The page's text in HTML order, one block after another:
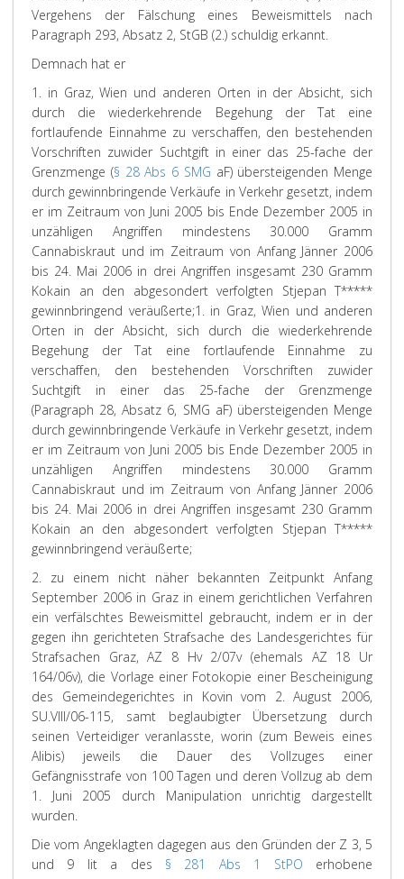
Vergehens der Fälschung eines Beweismittels nach
Paragraph 293, Absatz 2, StGB (2.) schuldig erkannt.
Demnach hat er
1. in Graz, Wien und anderen Orten in der Absicht, sich
durch die wiederkehrende Begehung der Tat eine
fortlaufende Einnahme zu verschaffen, den bestehenden
Vorschriften zuwider Suchtgift in einer das 25-fache der
Grenzmenge (§ 28 Abs 6 SMG aF) übersteigenden Menge
durch gewinnbringende Verkäufe in Verkehr gesetzt, indem
er im Zeitraum von Juni 2005 bis Ende Dezember 2005 in
unzähligen Angriffen mindestens 30.000 Gramm
Cannabiskraut und im Zeitraum von Anfang Jänner 2006
bis 24. Mai 2006 in drei Angriffen insgesamt 230 Gramm
Kokain an den abgesondert verfolgten Stjepan T*****
gewinnbringend veräußerte;1. in Graz, Wien und anderen
Orten in der Absicht, sich durch die wiederkehrende
Begehung der Tat eine fortlaufende Einnahme zu
verschaffen, den bestehenden Vorschriften zuwider
Suchtgift in einer das 25-fache der Grenzmenge
(Paragraph 28, Absatz 6, SMG aF) übersteigenden Menge
durch gewinnbringende Verkäufe in Verkehr gesetzt, indem
er im Zeitraum von Juni 2005 bis Ende Dezember 2005 in
unzähligen Angriffen mindestens 30.000 Gramm
Cannabiskraut und im Zeitraum von Anfang Jänner 2006
bis 24. Mai 2006 in drei Angriffen insgesamt 230 Gramm
Kokain an den abgesondert verfolgten Stjepan T*****
gewinnbringend veräußerte;
2. zu einem nicht näher bekannten Zeitpunkt Anfang
September 2006 in Graz in einem gerichtlichen Verfahren
ein verfälschtes Beweismittel gebraucht, indem er in der
gegen ihn gerichteten Strafsache des Landesgerichtes für
Strafsachen Graz, AZ 8 Hv 2/07v (ehemals AZ 18 Ur
164/06v), die Vorlage einer Fotokopie einer Bescheinigung
des Gemeindegerichtes in Kovin vom 2. August 2006,
SU.VIII/06-115, samt beglaubigter Übersetzung durch
seinen Verteidiger veranlasste, worin (zum Beweis eines
Alibis) jeweils die Dauer des Vollzuges einer
Gefängnisstrafe von 100 Tagen und deren Vollzug ab dem
1. Juni 2005 durch Manipulation unrichtig dargestellt
wurden.
Die vom Angeklagten dagegen aus den Gründen der Z 3, 5
und 9 lit a des § 281 Abs 1 StPO erhobene